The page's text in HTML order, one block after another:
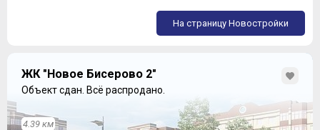
На страницу Новостройки
ЖК "Новое Бисерово 2"
Объект сдан. Всё распродано.
4.39 км